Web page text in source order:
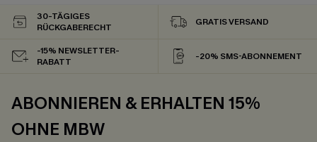
30-TÄGIGES
RÜCKGABERECHT
GRATIS VERSAND
-15% NEWSLETTER-
RABATT
-20% SMS-ABONNEMENT
ABONNIEREN & ERHALTEN 15%
OHNE MBW